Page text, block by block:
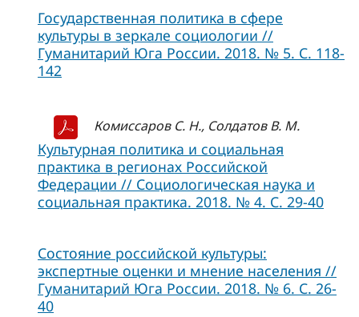
Государственная политика в сфере
культуры в зеркале социологии //
Гуманитарий Юга России. 2018. № 5. С. 118-
142
Комиссаров С. Н., Солдатов В. М.
Культурная политика и социальная
практика в регионах Российской
Федерации // Социологическая наука и
социальная практика. 2018. № 4. С. 29-40
Состояние российской культуры:
экспертные оценки и мнение населения //
Гуманитарий Юга России. 2018. № 6. С. 26-
40